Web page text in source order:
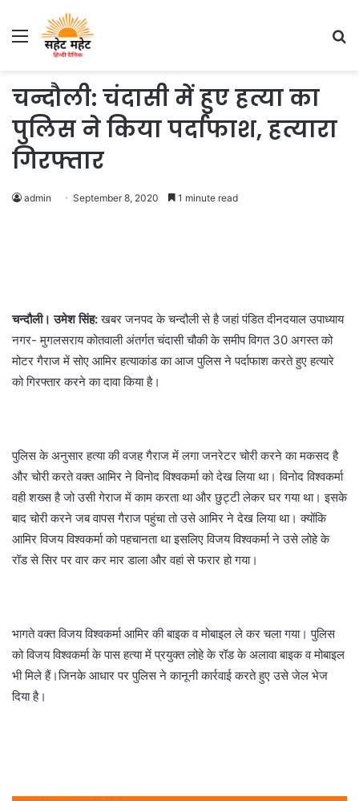
Menu
चन्दौली: चंदासी में हुए हत्या का
पुलिस ने किया पर्दाफाश, हत्यारा
गिरफ्तार
admin September 8, 2020 1 minute read
चन्दौली। उमेश सिंह:खबर जनपद के चन्दौली से है जहां पंडित दीनदयाल उपाध्याय
नगर- मुगलसराय कोतवाली अंतर्गत चंदासी चौकी के समीप विगत 30 अगस्त को
मोटर गैराज में सोए आमिर हत्याकांड का आज पुलिस ने पर्दाफाश करते हुए हत्यारे
को गिरफ्तार करने का दावा किया है।
पुलिस के अनुसार हत्या की वजह गैराज में लगा जनरेटर चोरी करने का मकसद है
और चोरी करते वक्त आमिर ने विनोद विश्वकर्मा को देख लिया था। विनोद विश्वकर्मा
वही शख्स है जो उसी गेराज में काम करता था और छुट्टी लेकर घर गया था। इसके
बाद चोरी करने जब वापस गैराज पहुंचा तो उसे आमिर ने देख लिया था। क्योंकि
आमिर विजय विश्वकर्मा को पहचानता था इसलिए विजय विश्वकर्मा ने उसे लोहे के
रॉड से सिर पर वार कर मार डाला और वहां से फरार हो गया।
भागते वक्त विजय विश्वकर्मा आमिर की बाइक व मोबाइल ले कर चला गया। पुलिस
को विजय विश्वकर्मा के पास हत्या में प्रयुक्त लोहे के रॉड के अलावा बाइक व मोबाइल
भी मिले हैं।जिनके आधार पर पुलिस ने कानूनी कार्रवाई करते हुए उसे जेल भेज
दिया है।